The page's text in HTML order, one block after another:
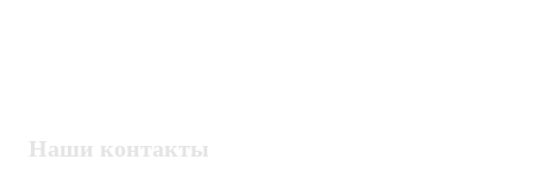
Наши контакты